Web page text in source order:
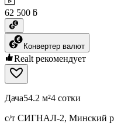
62 500 ƃ
Конвертер валют
Realt рекомендует
Дача54.2 м²4 сотки
с/т СИГНАЛ-2, Минский